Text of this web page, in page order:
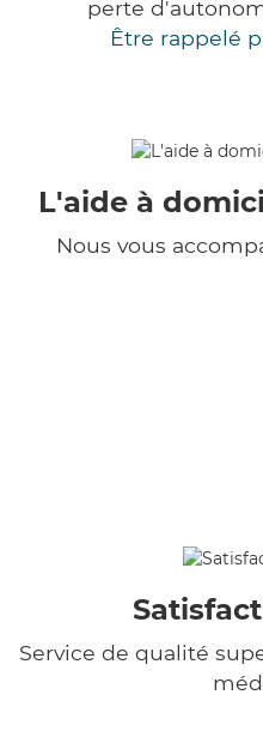
perte
Être rappelé
L'aide à
Nous vous
Service de qualité